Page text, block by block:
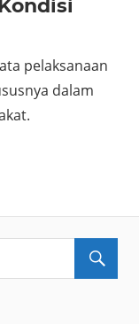
pelaksanaan
dalam